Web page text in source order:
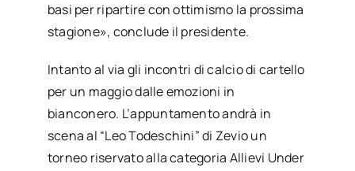
basi per ripartire con ottimismo la prossima
stagione», conclude il presidente.
Intanto al via gli incontri di calcio di cartello
per un maggio dalle emozioni in
bianconero. L’appuntamento andrà in
scena al “Leo Todeschini” di Zevio un
torneo riservato alla categoria Allievi Under